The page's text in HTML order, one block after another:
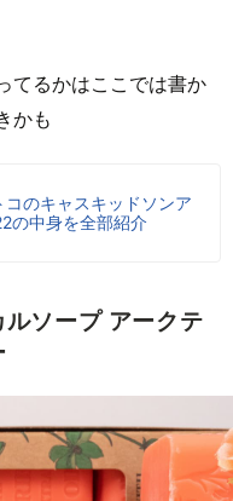
てるかはここでは書か
かも
のキャスキッドソンア
の中身を全部紹介
ソープ アークテ